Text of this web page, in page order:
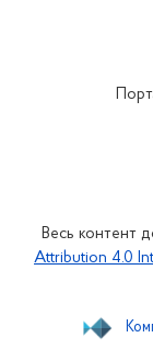
Весь контент
Attribution 4.0